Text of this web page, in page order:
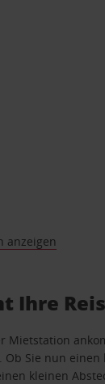
anzeigen
Ihre
Mietstation
Sie nun einen
kleinen